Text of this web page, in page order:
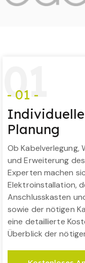
01
- 01 -
Planung
Ob Kabelverlegung,
und Erweiterung
Experten machen
Elektroinstallation,
Anschlusskasten
sowie der nötigen
eine detaillierte
Überblick der